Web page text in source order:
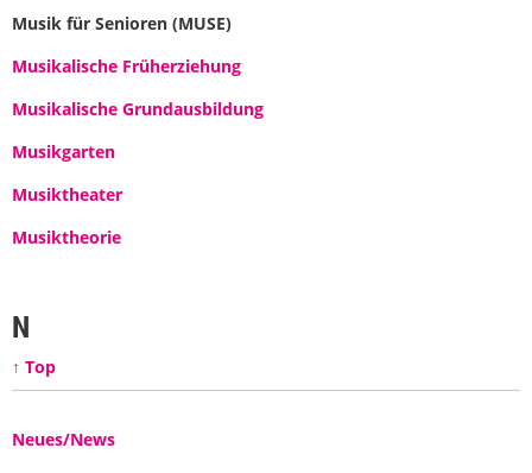
Musik für Senioren (MUSE)
Musikalische Früherziehung
Musikalische Grundausbildung
Musikgarten
Musiktheater
Musiktheorie
N
↑ Top
Neues/News